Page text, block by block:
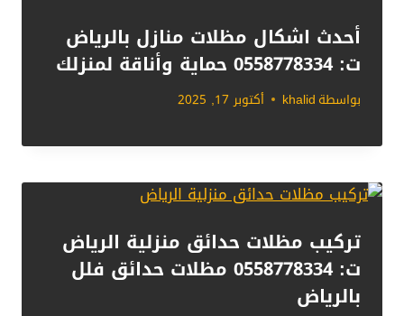
أحدث اشكال مظلات منازل بالرياض
ت: 0558778334 حماية وأناقة لمنزلك
بواسطة khalid أكتوبر 17, 2025
تركيب مظلات حدائق منزلية الرياض
ت: 0558778334 مظلات حدائق فلل
بالرياض